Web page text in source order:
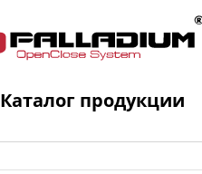
Каталог
Каталог продукции